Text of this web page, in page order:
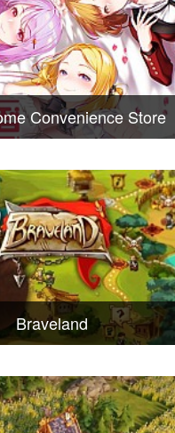
Convenience Store
Braveland